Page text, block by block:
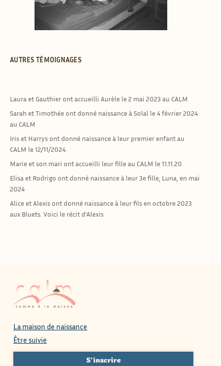
AUTRES TÉMOIGNAGES
Laura et Gauthier ont accueilli Aurèle le 2 mai 2023 au CALM
Sarah et Timothée ont donné naissance à Solal le 4 février 2024
au CALM
Iris et Harrys ont donné naissance à leur premier enfant au
CALM le 12/11/2024.
Marie et son mari ont accueilli leur fille au CALM le 11.11.20
Elisa et Rodrigo ont donné naissance à leur 3e fille, Luna, en mai
2024
Alice et Alexis ont donné naissance à leur fils en octobre 2023
aux Bluets. Voici le récit d’Alexis
La maison de naissance
Être suivie
S'inscrire